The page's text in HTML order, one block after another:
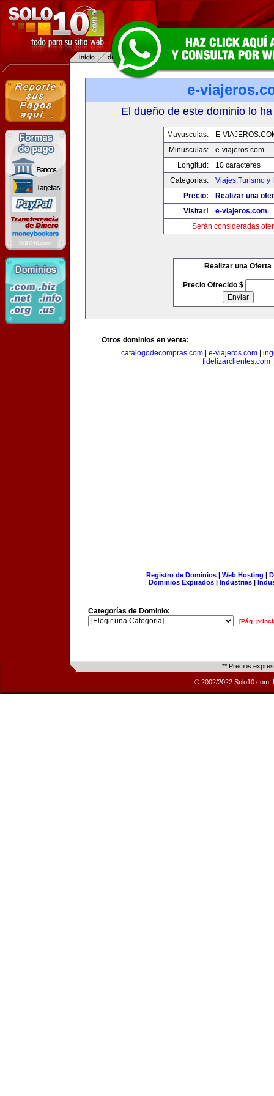
e-
El dueño de este dominio lo
Mayusculas:
E-
Minusculas:
e-viajeros.com
Longitud:
10 caracteres
Categorias:
Viajes,Turismo y
Precio:
Realizar una
Visitar!
e-viajeros.com
Serán consideradas
Realizar una Oferta
Precio Ofrecido $
Otros dominios en venta:
catalogodecompras.com| e-viajeros.com|
fidelizarclientes.com|
Registro de Dominios| Web Hosting |
Dominios Expirados | Industrias |
Categorías de Dominio:
[Pág.
** Precios
© 2002/2022 Solo10.com